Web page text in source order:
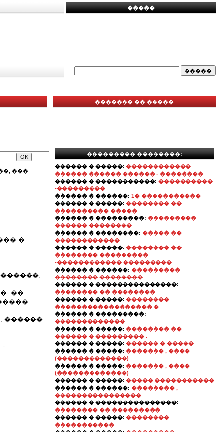
�����
���
�
��
������
-
������� �� �����
��������� ��������:
������ � �����: ������������
������ ������ ������ - ��������
������ � �����������: ����������
-���������
������ � ������: 1� �����������
������ � �����: �������� ��
���������� �����
������ � ���������: ���������
������ ��������
������ � ��������: ����� ��
������������
������ � �����: �������� ��
�������� ���������
-������������ ���������
������ � ������: ���������
�������� ��������
������ � ���������������:
�������� �� ��������
������ � �����: ��������
������������������ �
������ � ���������:
�������������
������ � �����: �������� ��
������ � ��������� .
������ � �����: ������ � �����
������ � �����: ������� , ����
(�������������)
������ � �����: ������� , ����
(�������������)
������ � �����: ����� �����������
������ � ������: �������� ,
����������������
������ � ���������������:
�������� �� ���������
������ � �����: ��������
�����������